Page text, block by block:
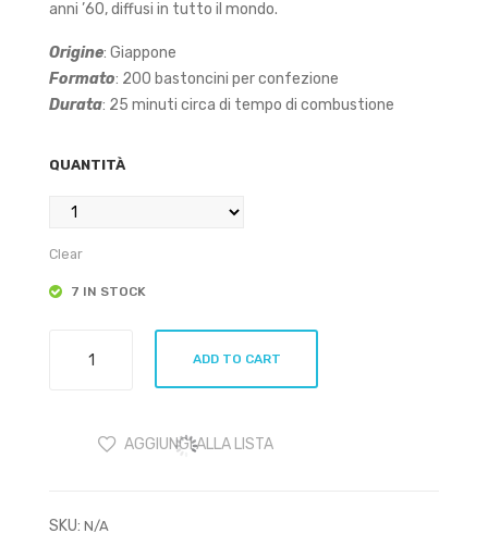
anni ’60, diffusi in tutto il mondo.
Origine: Giappone
Formato: 200 bastoncini per confezione
Durata: 25 minuti circa di tempo di combustione
QUANTITÀ
Clear
7 IN STOCK
Bastoncini
ADD TO CART
AGGIUNGI ALLA LISTA
SKU: N/A